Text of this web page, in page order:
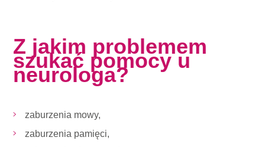
Z jakim problemem
szukać pomocy u
neurologa?
zaburzenia mowy,
zaburzenia pamięci,